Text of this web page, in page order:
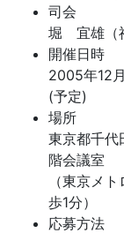
司会
堀 宜雄（
開催日時
2005年12
(予定)
場所
東京都千
階会議室
（東京メ
歩1分）
応募方法